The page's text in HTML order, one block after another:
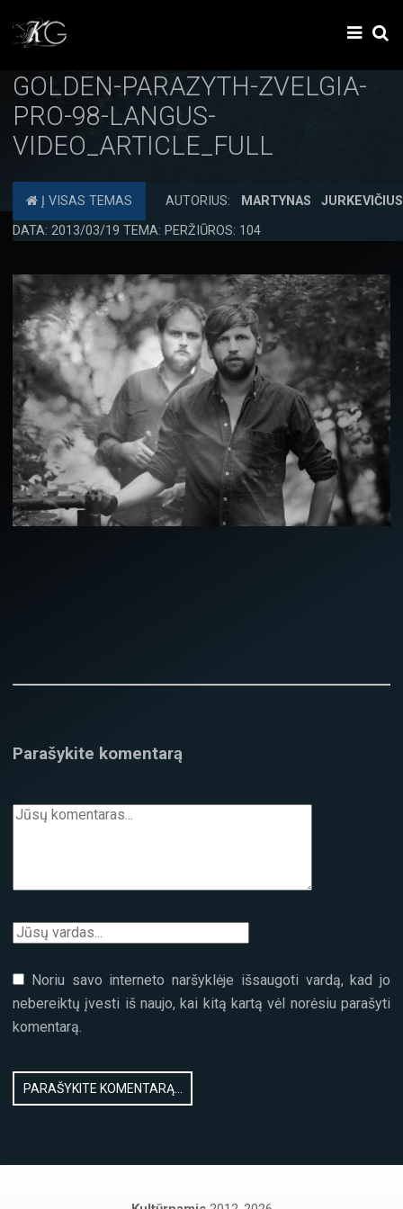
GOLDEN-PARAZYTH-ZVELGIA-
PRO-98-LANGUS-
VIDEO_ARTICLE_FULL
Į VISAS TEMAS AUTORIUS:
MARTYNAS JURKEVIČIUS
DATA: 2013/03/19 TEMA: PERŽIŪROS: 104
Parašykite komentarą
Noriu savo interneto naršyklėje išsaugoti vardą, kad jo
nebereiktų įvesti iš naujo, kai kitą kartą vėl norėsiu parašyti
komentarą.